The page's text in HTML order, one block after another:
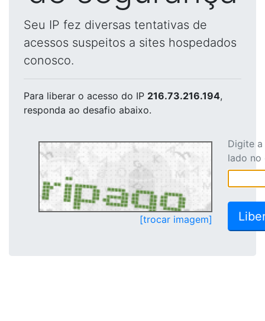
Seu IP fez diversas tentativas de
acessos suspeitos a sites hospedados
conosco.
Para liberar o acesso do IP 216.73.216.194,
responda ao desafio abaixo.
[trocar imagem]
Digite
lado no